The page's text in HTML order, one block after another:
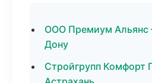
ООО Премиум Альянс
Дону
Стройгрупп Комфорт